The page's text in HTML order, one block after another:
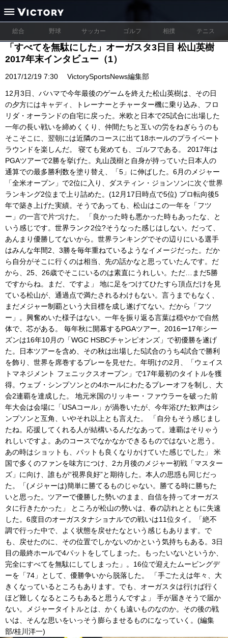
総合 野球 サッカー ゴルフ 相撲 テニス
「すべてを無駄にした」オーガスタ3日目 松山英樹
2017年末インタビュー（1）
2017/12/19 7:30 VictorySportsNews編集部
12月3日、バハマで今年最後のゲームを終えた松山英樹は、その日
の夕方にはキャディ、トレーナーとチャーター機に乗り込み、フロ
リダ・オーランドの自宅に戻った。米欧と日本で25試合に出場した
一年の長い戦いを締めくくり、仲間たちと互いの労をねぎらうのも
そこそこに、翌朝には近隣のコースに出て18ホールのプライベート
ラウンドを楽しんだ。 寝ても覚めても、ゴルフである。 2017年は
PGAツアーで2勝を挙げた。丸山茂樹と自身が持っていた日本人の
通算での最多勝利数を塗り替え、「5」に伸ばした。6月のメジャー
「全米オープン」で2位に入り、ダスティン・ジョンソンに次ぐ世界
ランキング2位まで上り詰めた。(12月17日時点で5位) プロ転向後5
年で築き上げた実績。そうであっても、松山はこの一年を「フツ
ー」の一言で片づけた。 「良かった時も悪かった時もあったな、と
いう感じです。世界ランク2位?そうなった感じはしない。だって、
あんまり優勝してないから。世界ランキングでその辺りにいる選手
はみんな年間2、3勝を毎年重ねているようなイメージだった。だか
ら自分がそこに行くのは相当、先の話かなと思っていたんです。だ
から、25、26歳でそこにいるのは素直にうれしい。ただ…まだ5勝
ですからね。まだ、ですよ」 地に足をつけてひたすら頂点だけを見
ている松山が、通過点で満たされるわけもない。言うまでもなく、
まだメジャー制覇という大目標を成し遂げてない。だから「フツ
ー」。興奮めいた様子はない。一年を振り返る言葉は穏やかで自然
体で、芯がある。 毎年秋に開幕するPGAツアー。2016ー17年シー
ズンは16年10月の「WGC HSBCチャンピオンズ」で初優勝を遂げ
た。日本ツアーを含め、その秋は出場した5試合のうち4試合で勝利
を飾り、世界を席巻するプレーを見せた。年明けの2月、「ウェイス
トマネジメント フェニックスオープン」で17年最初のタイトルを獲
得。ウェブ・シンプソンとの4ホールにわたるプレーオフを制し、大
会2連覇を達成した。 地元米国のリッキー・ファウラーを破った前
年大会は会場に「USAコール」が渦巻いたが、今年浴びた歓声はシ
ンプソンと互角、いやそれ以上とも言えた。 「自分もそう感じまし
たね。応援してくれる人が結構いるんだなあって。連覇はそりゃう
れしいですよ。あのコースでなかなかできるものではないと思う。
あの時はショットも、パットも良くなりかけていた感じでした」 米
国で多くのファンを味方につけ、2カ月後のメジャー初戦「マスター
ズ」に向け、誰もが“視界良好”と期待した。本人の思惑も同じだっ
た。「(メジャーは)簡単に勝てるものじゃない。勝てる時に勝ちた
いと思った。ツアーで優勝した勢いのまま、自信を持ってオーガス
タに行きたかった」 ところが松山の勢いは、春の訪れとともに失速
した。6度目のオーガスタナショナルでの戦いは11位タイ。「絶不
調で行った中で、よく状態を戻せたなという感じもあります。で
も、戻せたのに、その位置でしかないのかという気持ちもある。3日
目の最終ホールで4パットをしてしまった。もったいないというか、
完全にすべてを無駄にしてしまった」。16位で迎えたムービングデ
ーを「74」として、優勝争いから脱落した。 「手ごたえは年々、大
きくなっているところもあります。でも、オーガスタは行けば行く
ほど難しくなるところもあると思うんですよ」 手が届きそうで届か
ない。メジャータイトルとは、かくも遠いものなのか。その後の戦
いは、そんな思いをいっそう膨らませるものになっていく。(編集
部/桂川洋一)